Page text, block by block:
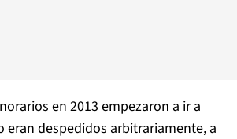
en 2013 empezaron a ir a
eran despedidos arbitrariamente, a